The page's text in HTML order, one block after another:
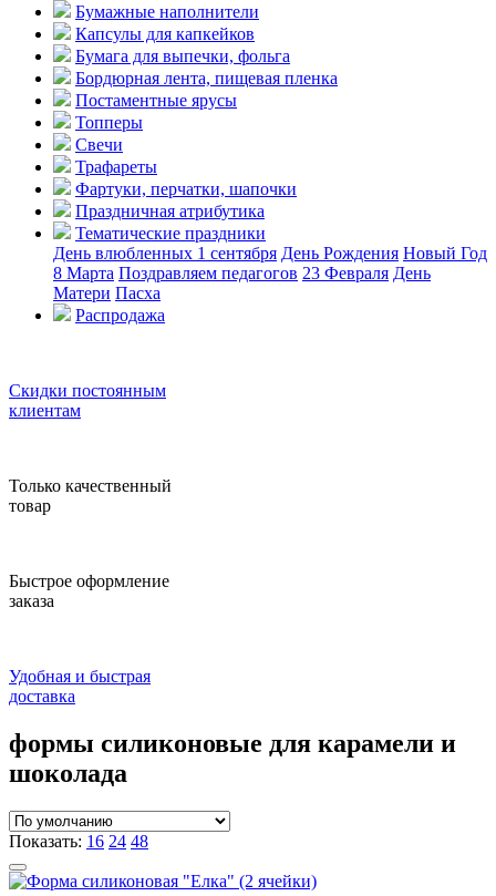
Бумажные наполнители
Капсулы для капкейков
Бумага для выпечки, фольга
Бордюрная лента, пищевая пленка
Постаментные ярусы
Топперы
Свечи
Трафареты
Фартуки, перчатки, шапочки
Праздничная атрибутика
Тематические праздники
День влюбленных 1 сентября День Рождения Новый Год
8 Марта Поздравляем педагогов 23 Февраля День
Матери Пасха
Распродажа
Скидки постоянным
клиентам
Только качественный
товар
Быстрое оформление
заказа
Удобная и быстрая
доставка
формы силиконовые для карамели и
шоколада
Показать: 16 24 48